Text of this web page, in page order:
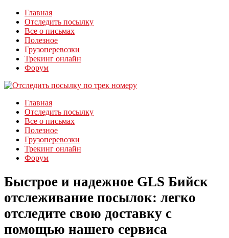
Главная
Отследить посылку
Все о письмах
Полезное
Грузоперевозки
Трекинг онлайн
Форум
Главная
Отследить посылку
Все о письмах
Полезное
Грузоперевозки
Трекинг онлайн
Форум
Быстрое и надежное GLS Бийск
отслеживание посылок: легко
отследите свою доставку с
помощью нашего сервиса